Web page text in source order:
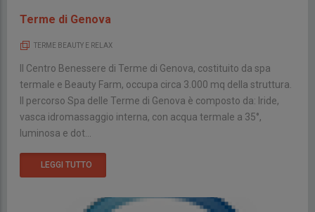
Terme di Genova
TERME BEAUTY E RELAX
Il Centro Benessere di Terme di Genova, costituito da spa
termale e Beauty Farm, occupa circa 3.000 mq della struttura.
Il percorso Spa delle Terme di Genova è composto da: Iride,
vasca idromassaggio interna, con acqua termale a 35°,
luminosa e dot...
LEGGI TUTTO